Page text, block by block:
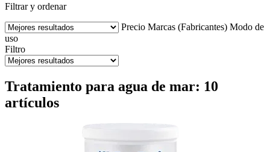
Filtrar y ordenar
Precio Marcas (Fabricantes) Modo de
uso
Filtro
Tratamiento para agua de mar: 10
artículos